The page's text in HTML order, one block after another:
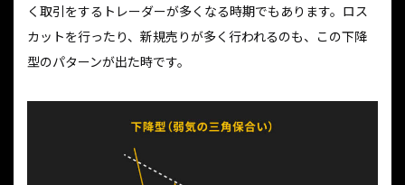
く取引をするトレーダーが多くなる時期でもあります。ロス
カットを行ったり、新規売りが多く行われるのも、この下降
型のパターンが出た時です。